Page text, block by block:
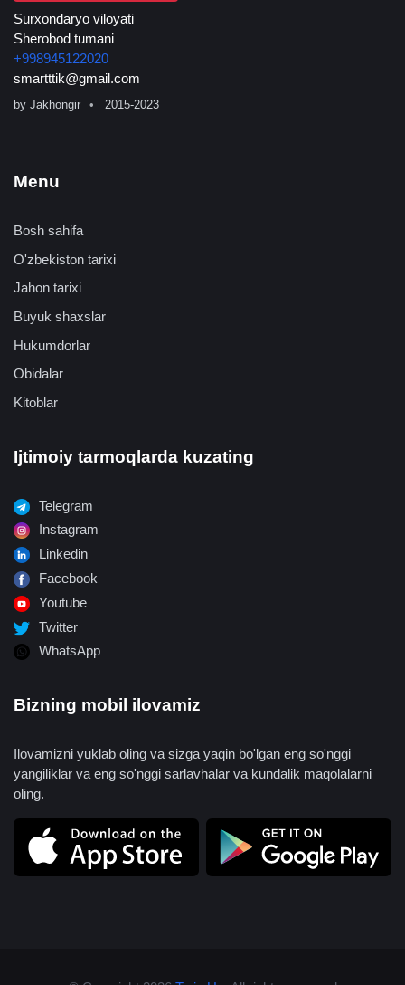
Surxondaryo viloyati
Sherobod tumani
+998945122020
smartttik@gmail.com
by Jakhongir 2015-2023
Menu
Bosh sahifa
O'zbekiston tarixi
Jahon tarixi
Buyuk shaxslar
Hukumdorlar
Obidalar
Kitoblar
Ijtimoiy tarmoqlarda kuzating
Telegram
Instagram
Linkedin
Facebook
Youtube
Twitter
WhatsApp
Bizning mobil ilovamiz
Ilovamizni yuklab oling va sizga yaqin bo'lgan eng so'nggi
yangiliklar va eng so'nggi sarlavhalar va kundalik maqolalarni
oling.